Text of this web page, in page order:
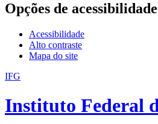
Opções de acessibilidade
Acessibilidade
Alto contraste
Mapa do site
IFG
Instituto Federal